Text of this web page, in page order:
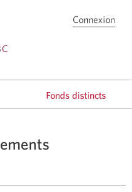
Connexion
Fonds distincts